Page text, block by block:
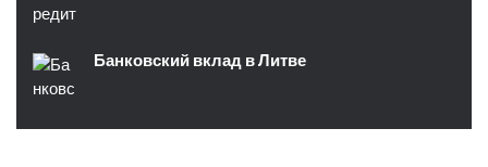
Банковский вклад в Литве